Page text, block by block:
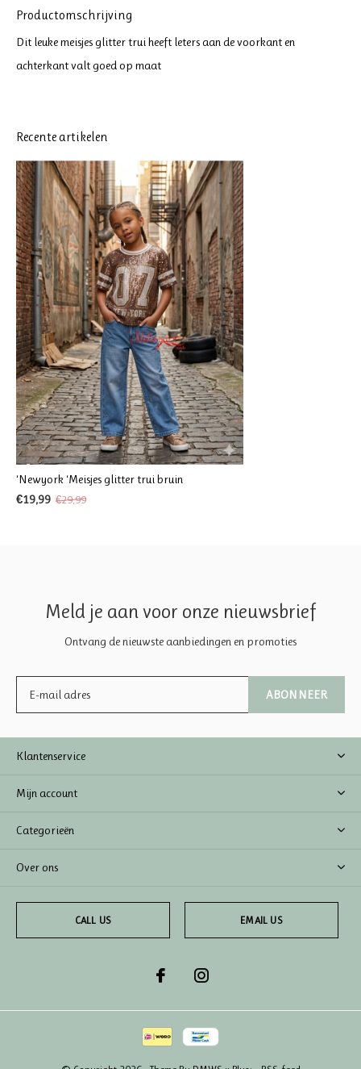
Productomschrijving
Dit leuke meisjes glitter trui heeft leters aan de voorkant en
achterkant valt goed op maat
Recente artikelen
‘Newyork ‘Meisjes glitter trui bruin
€19,99 €29,99
Meld je aan voor onze nieuwsbrief
Ontvang de nieuwste aanbiedingen en promoties
ABONNEER
Klantenservice
Mijn account
Categorieën
Over ons
CALL US EMAIL US